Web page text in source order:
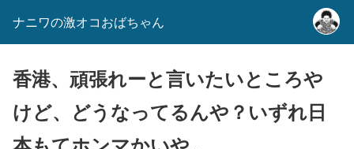
ナニワの激オコおばちゃん
香港、頑張れーと言いたいところや
けど、どうなってるんや？いずれ日